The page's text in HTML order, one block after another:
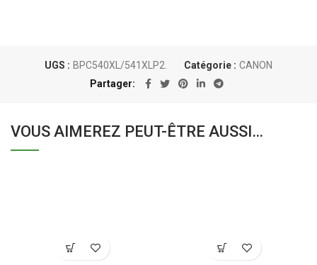
UGS : BPC540XL/541XLP2. Catégorie : CANON
Partager
VOUS AIMEREZ PEUT-ÊTRE AUSSI…